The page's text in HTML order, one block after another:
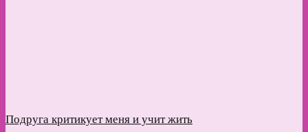
Подруга критикует меня и учит жить